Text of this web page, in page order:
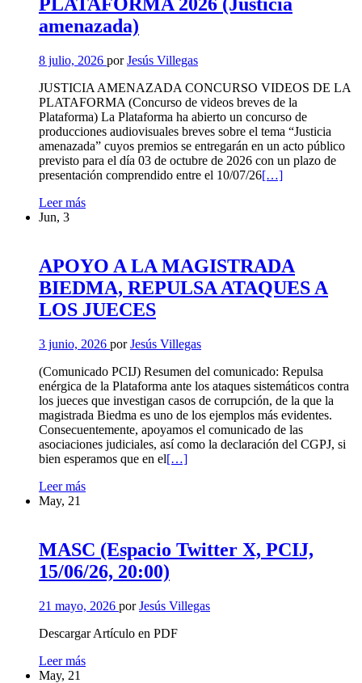
PCIJ
PLATAFORMA 2026 (Justicia
amenazada)
8 julio, 2026 porJesús Villegas
JUSTICIA AMENAZADA CONCURSO VIDEOS DE LA
PLATAFORMA (Concurso de videos breves de la
Plataforma) La Plataforma ha abierto un concurso de
producciones audiovisuales breves sobre el tema “Justicia
amenazada” cuyos premios se entregarán en un acto público
previsto para el día 03 de octubre de 2026 con un plazo de
presentación comprendido entre el 10/07/26Leer
2026
(Justicia
amenazada)
[…]
Leer másCONCURSO
(Justicia
amenazada)
Jun, 3
APOYO A LA MAGISTRADA
BIEDMA, REPULSA ATAQUES A
LOS JUECES
3 junio, 2026 porJesús Villegas
(Comunicado PCIJ) Resumen del comunicado: Repulsa
enérgica de la Plataforma ante los ataques sistemáticos contra
los jueces que investigan casos de corrupción, de la que la
magistrada Biedma es uno de los ejemplos más evidentes.
Consecuentemente, apoyamos el comunicado de las
asociaciones judiciales, así como la declaración del CGPJ, si
bien esperamos que en elLeer
MAGISTRADA
BIEDMA,
REPULSA
A
JUECES
[…]
Leer másAPOYO
BIEDMA,
REPULSA
ATAQUES
LOS
JUECES
May, 21
MASC (Espacio Twitter X, PCIJ,
15/06/26, 20:00)
21 mayo, 2026 porJesús Villegas
Descargar Artículo en PDF
Leer másMASC
May, 21